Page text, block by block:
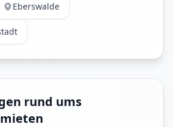
Eberswalde
rund ums